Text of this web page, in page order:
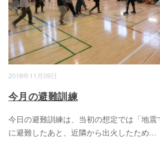
2018年11月09日
今月の避難訓練
今日の避難訓練は、当初の想定では「地震
に避難したあと、近隣から出火したため...